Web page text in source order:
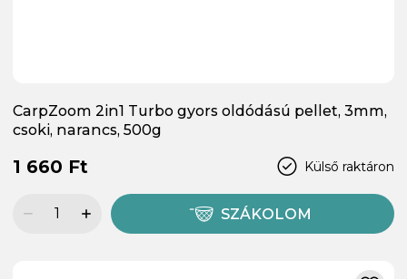
CarpZoom 2in1 Turbo gyors oldódású pellet, 3mm,
csoki, narancs, 500g
Külső raktáron
1 660 Ft
SZÁKOLOM